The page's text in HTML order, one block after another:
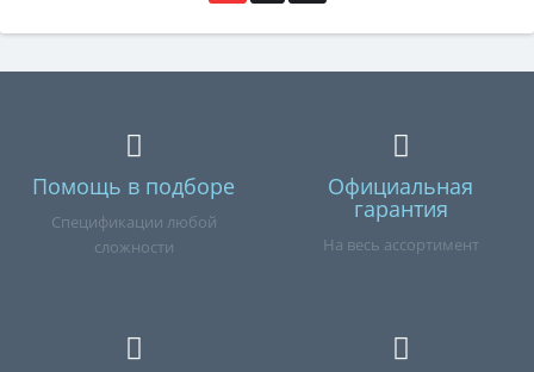
Помощь в подборе
Спецификации любой
сложности
Официальная
гарантия
На весь ассортимент